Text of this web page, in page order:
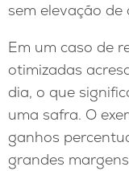
sem elevação de
Em um caso de
otimizadas
dia, o que
uma safra. O
ganhos
grandes